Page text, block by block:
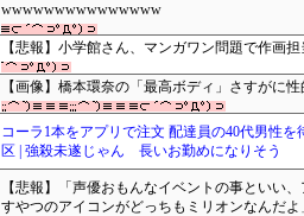
wwwwwwwwwwwwwww
【悲報】小学館さん、マンガワン問題で作画
【画像】橋本環奈の「最高ボディ」さすがに
コーラ1本をアプリで注文 配達員の40代男性
区 | 強殺未遂じゃん 長いお勤めになりそう
【悲報】「声優おもんなイベントの事といい
すやつのアイコンがどっちもミリオンなんだよ